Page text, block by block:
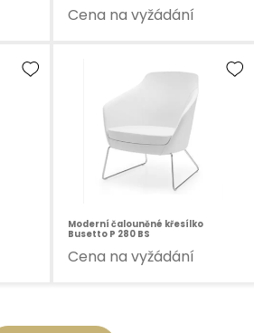
Cena na vyžádání
Moderní čalouněné křesílko
Busetto P 280 BS
Cena na vyžádání